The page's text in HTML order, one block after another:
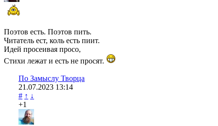
Поэтов есть. Поэтов пить.
Читатель ест, коль есть пиит.
Идей просеивая просо,
Стихи лежат и есть не просят.
По Замыслу Творца
21.07.2023 13:14
# ↑ ↓
+1